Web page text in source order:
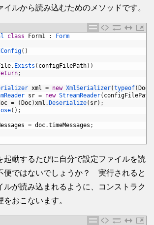
イルから読み込むためのメソッドです。
class Form1 :
Form
( )
. Exists ( configFilePath) )
;
xml = new XmlSerializer(typeof( Doc
sr = new StreamReader( configFilePath
= ( Doc)xml . Deserialize( sr) ;
( ) ;
= doc.timeMessages ;
起動するたびに自分で設定ファイルを読
便ではないでしょうか？ 実行されると
ルが読み込まれるように、コンストラク
おこないます。